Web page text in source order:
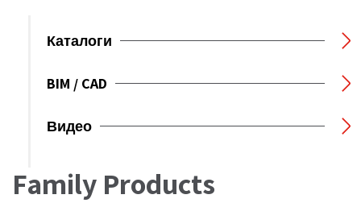
Каталоги
BIM / CAD
Видео
Family Products